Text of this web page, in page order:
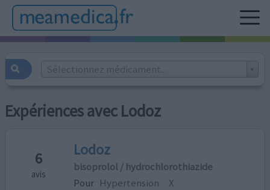
Sélectionnez médicament...
Expériences avec Lodoz
6
avis
Lodoz
bisoprolol / hydrochlorothiazide
Pour Hypertension X